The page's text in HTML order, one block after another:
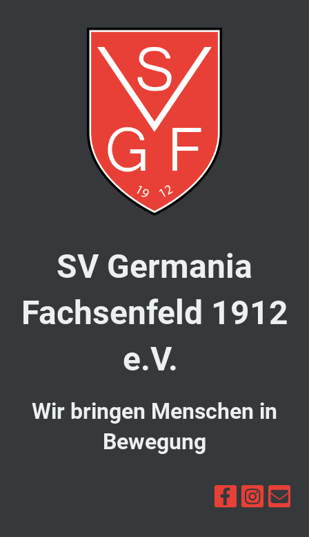
SV Germania
Fachsenfeld 1912
e.V.
Wir bringen Menschen in
Bewegung